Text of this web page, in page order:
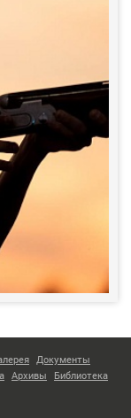
Документы
Архивы Библиотека